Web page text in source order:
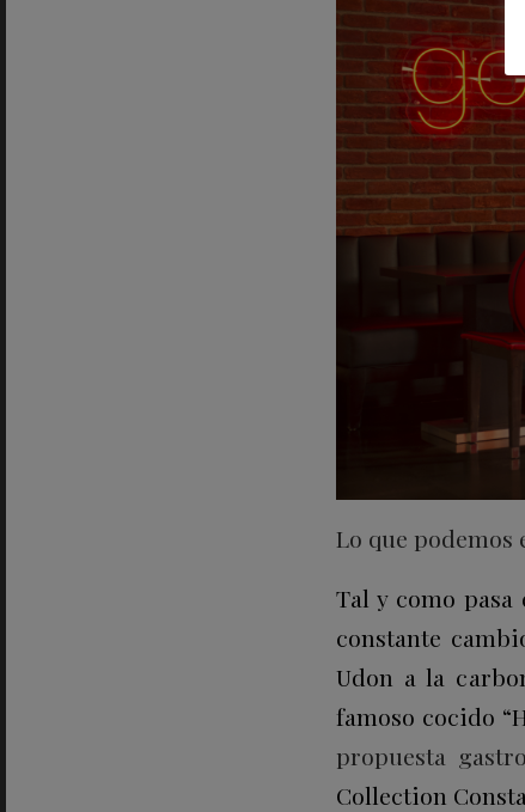
Lo que podemos
Tal y como
constante
Udon a la
famoso cocido
propuesta
Collection